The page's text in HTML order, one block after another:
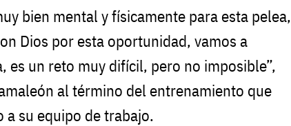
bien mental y físicamente para esta pelea,
Dios por esta oportunidad, vamos a
es un reto muy difícil, pero no imposible”,
al término del entrenamiento que
a su equipo de trabajo.